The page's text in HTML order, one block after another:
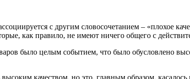
с другим словосочетанием – «плохое
как правило, не имеют ничего общего с
было целым событием, что было обусловлено
качеством, но это, главным образом,